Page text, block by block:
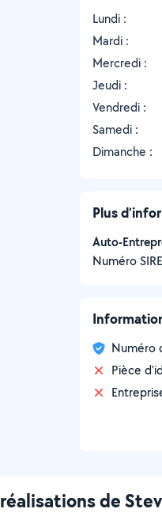
Lundi :
Mardi :
Mercredi :
Jeudi :
Vendredi :
Samedi :
Dimanche :
Plus
Auto-
Numéro
Numéro
Pièce
de